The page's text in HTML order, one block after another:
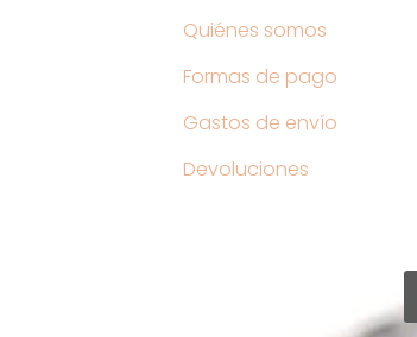
Quiénes somos
Formas de pago
Gastos de envío
Devoluciones